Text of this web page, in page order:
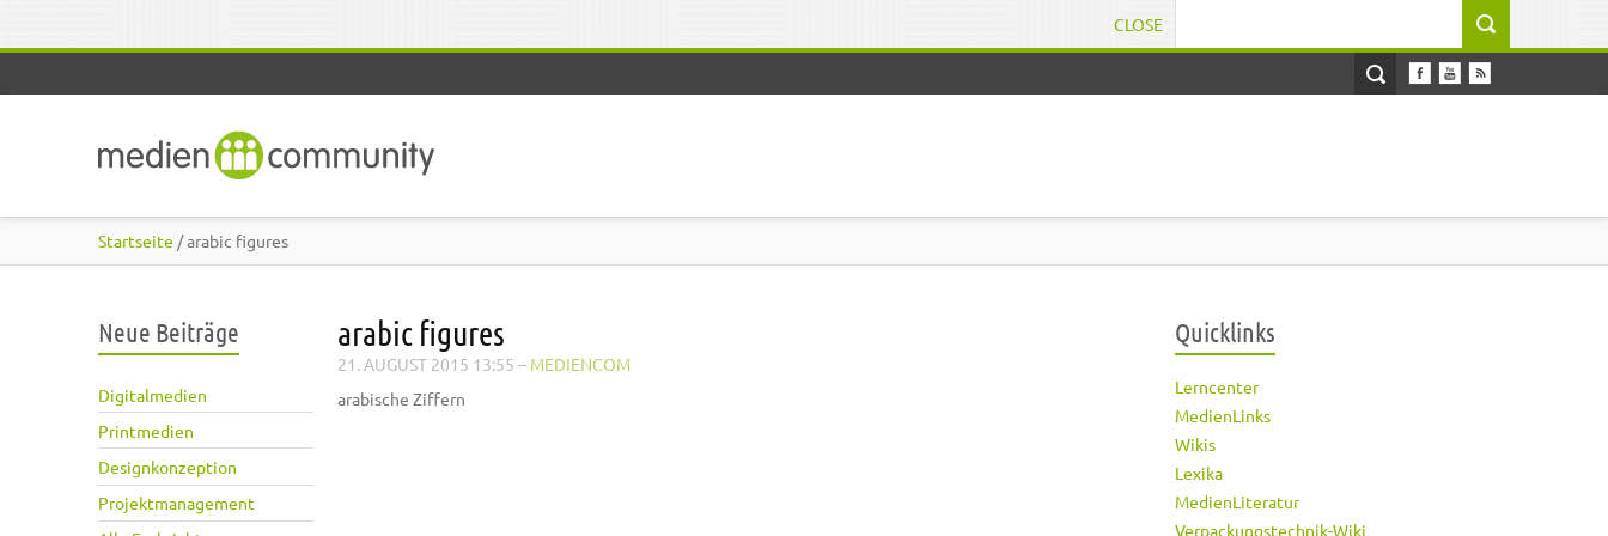
CLOSE
Startseite / arabic figures
Neue Beiträge
Digitalmedien
Printmedien
Designkonzeption
Projektmanagement
arabic figures
21. AUGUST 2015 13:55 – MEDIENCOM
arabische Ziffern
Quicklinks
Lerncenter
MedienLinks
Wikis
Lexika
MedienLiteratur
Verpackungstechnik-Wiki